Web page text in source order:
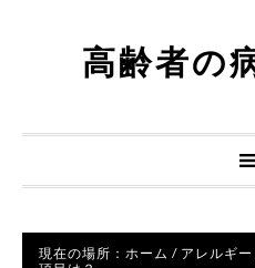
高齢者の
現在の場所： ホーム / アレルギー